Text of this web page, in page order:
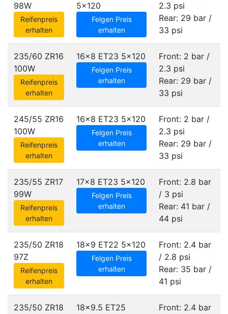
98W
Reifenpreis
erhalten
5x120
Felgen Preis
erhalten
2.3 psi
Rear: 29 bar /
33 psi
235/60 ZR16
100W
Reifenpreis
erhalten
16x8 ET23 5x120
Felgen Preis
erhalten
Front: 2 bar /
2.3 psi
Rear: 29 bar /
33 psi
245/55 ZR16
100W
Reifenpreis
erhalten
16x8 ET23 5x120
Felgen Preis
erhalten
Front: 2 bar /
2.3 psi
Rear: 29 bar /
33 psi
235/55 ZR17
99W
Reifenpreis
erhalten
17x8 ET23 5x120
Felgen Preis
erhalten
Front: 2.8 bar
/ 3 psi
Rear: 41 bar /
44 psi
235/50 ZR18
97Z
Reifenpreis
erhalten
18x9 ET22 5x120
Felgen Preis
erhalten
Front: 2.4 bar
/ 2.8 psi
Rear: 35 bar /
41 psi
235/50 ZR18
18x9.5 ET25
Front: 2.4 bar